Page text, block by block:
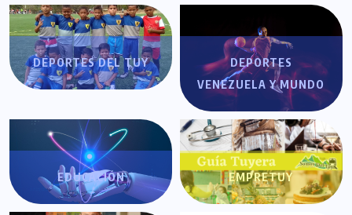
DEPORTES DEL TUY
DEPORTES
VENEZUELA Y MUNDO
EDUCACIÓN EMPRETUY